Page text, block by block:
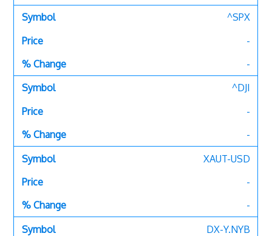
^SPX
-
-
^DJI
-
-
XAUT-USD
-
-
DX-Y.NYB